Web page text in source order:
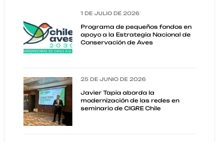
1 DE JULIO DE 2026
Programa de pequeños fondos en
apoyo a la Estrategia Nacional de
Conservación de Aves
25 DE JUNIO DE 2026
Javier Tapia aborda la
modernización de las redes en
seminario de CIGRE Chile